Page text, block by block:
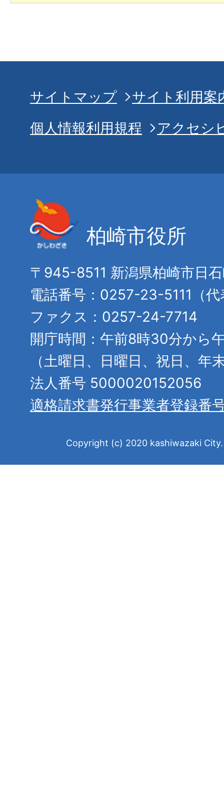
サイトマップ
サイト利用案
個人情報利用規程
アクセシ
柏崎市役所
〒945-8511 新潟県柏崎市日
電話番号：0257-23-5111（代
ファクス：0257-24-7714
開庁時間：午前8時30分から
（土曜日、日曜日、祝日、年
法人番号 5000020152056
適格請求書発行事業者登録番
Copyright (c) 2020 kashiwazaki